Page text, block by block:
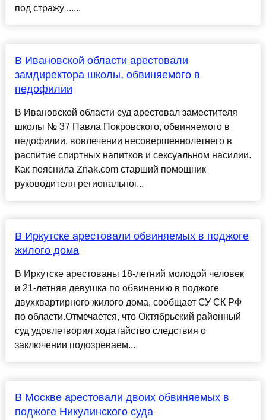
под стражу ......
В Ивановской области арестовали
замдиректора школы, обвиняемого в
педофилии
В Ивановской области суд арестовал заместителя
школы № 37 Павла Покровского, обвиняемого в
педофилии, вовлечении несовершеннолетнего в
распитие спиртных напитков и сексуальном насилии.
Как пояснила Znak.com старший помощник
руководителя региональног...
В Иркутске арестовали обвиняемых в поджоге
жилого дома
В Иркутске арестованы 18-летний молодой человек
и 21-летняя девушка по обвинению в поджоге
двухквартирного жилого дома, сообщает СУ СК РФ
по области.Отмечается, что Октябрьский районный
суд удовлетворил ходатайство следствия о
заключении подозреваем...
В Москве арестовали двоих обвиняемых в
поджоге Никулинского суда